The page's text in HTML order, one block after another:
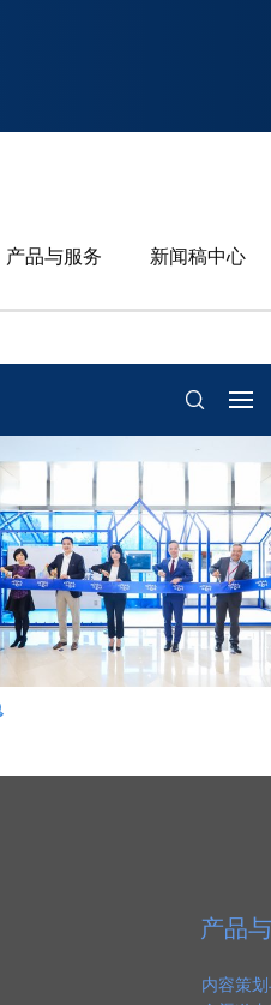
产品与服务 新闻稿中心
产品
内容策